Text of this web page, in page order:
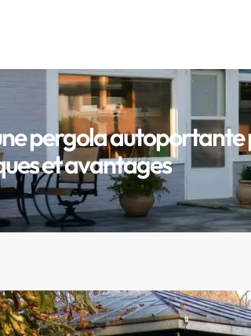
pergola autoportante
et avantages